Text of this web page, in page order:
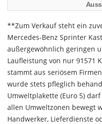
**Zum Verkauf steht ein
Mercedes-Benz Sprinter
außergewöhnlich geringen
Laufleistung von nur 91571
stammt aus seriösem
wurde stets pfleglich
Umweltplakette (Euro 5)
allen Umweltzonen bewegt
Handwerker, Lieferdienste